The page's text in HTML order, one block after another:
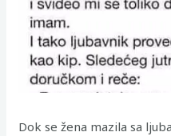
Dok se žena mazila sa